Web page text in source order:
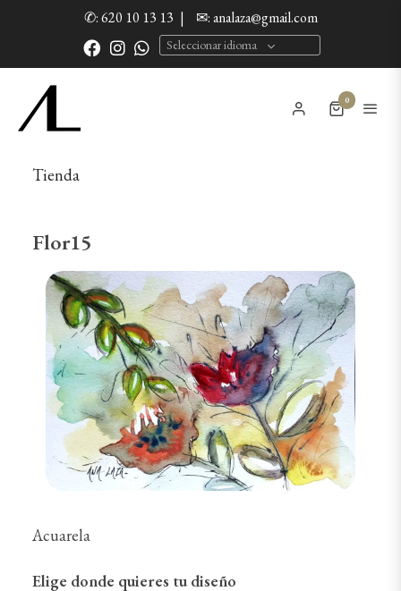
✆: 620 10 13 13 | ✉: analaza@gmail.com
Seleccionar idioma
0
Tienda
Flor15
Acuarela
Elige donde quieres tu diseño